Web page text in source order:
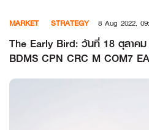
content
MARKET STRATEGY 8 Aug 2022,
The Early Bird: วันที่ 18 ตุลาค
BDMS CPN CRC M COM7